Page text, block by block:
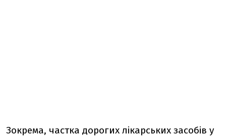
Зокрема, частка дорогих лікарських засобів у